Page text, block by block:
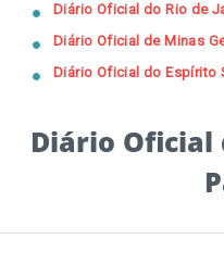
Diário Oficial
Diário Oficial do Rio de
Diário Oficial de Minas
Diário Oficial do Espírito